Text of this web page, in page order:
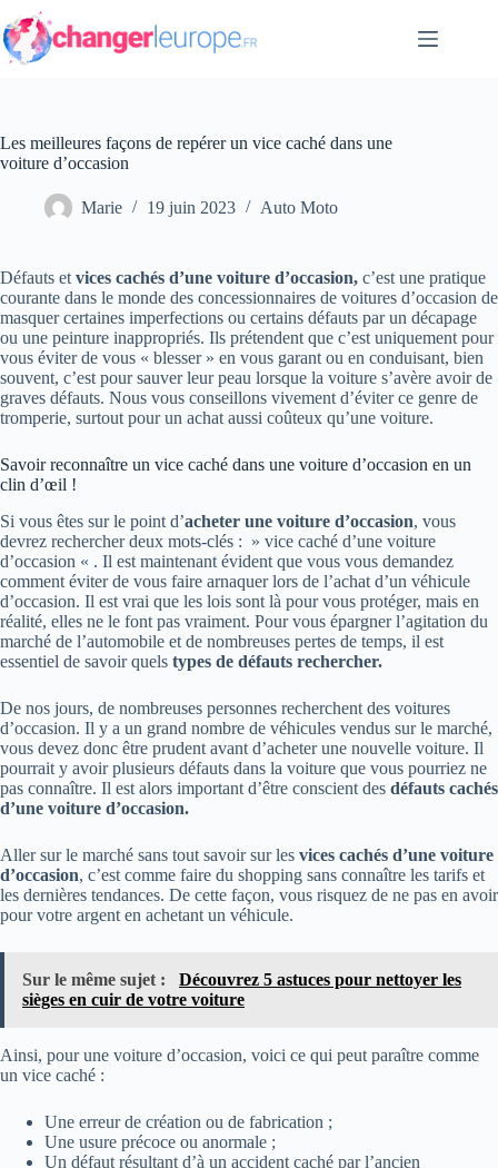
Passer
au
contenu
Les meilleures façons de repérer un vice caché dans une
voiture d’occasion
Marie 19 juin 2023 Auto Moto
Défauts et vices cachés d’une voiture d’occasion, c’est une pratique
courante dans le monde des concessionnaires de voitures d’occasion de
masquer certaines imperfections ou certains défauts par un décapage
ou une peinture inappropriés. Ils prétendent que c’est uniquement pour
vous éviter de vous « blesser » en vous garant ou en conduisant, bien
souvent, c’est pour sauver leur peau lorsque la voiture s’avère avoir de
graves défauts. Nous vous conseillons vivement d’éviter ce genre de
tromperie, surtout pour un achat aussi coûteux qu’une voiture.
Savoir reconnaître un vice caché dans une voiture d’occasion en un
clin d’œil !
Si vous êtes sur le point d’acheter une voiture d’occasion, vous
devrez rechercher deux mots-clés : » vice caché d’une voiture
d’occasion « . Il est maintenant évident que vous vous demandez
comment éviter de vous faire arnaquer lors de l’achat d’un véhicule
d’occasion. Il est vrai que les lois sont là pour vous protéger, mais en
réalité, elles ne le font pas vraiment. Pour vous épargner l’agitation du
marché de l’automobile et de nombreuses pertes de temps, il est
essentiel de savoir quels types de défauts rechercher.
De nos jours, de nombreuses personnes recherchent des voitures
d’occasion. Il y a un grand nombre de véhicules vendus sur le marché,
vous devez donc être prudent avant d’acheter une nouvelle voiture. Il
pourrait y avoir plusieurs défauts dans la voiture que vous pourriez ne
pas connaître. Il est alors important d’être conscient des défauts cachés
d’une voiture d’occasion.
Aller sur le marché sans tout savoir sur les vices cachés d’une voiture
d’occasion, c’est comme faire du shopping sans connaître les tarifs et
les dernières tendances. De cette façon, vous risquez de ne pas en avoir
pour votre argent en achetant un véhicule.
Sur le même sujet :
Découvrez 5 astuces pour nettoyer les
sièges en cuir de votre voiture
Ainsi, pour une voiture d’occasion, voici ce qui peut paraître comme
un vice caché :
Une erreur de création ou de fabrication ;
Une usure précoce ou anormale ;
Un défaut résultant d’à un accident caché par l’ancien